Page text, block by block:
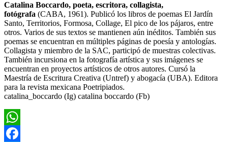
Catalina Boccardo, poeta, escritora, collagista,
fotógrafa (CABA, 1961). Publicó los libros de poemas El Jardín
Santo, Territorios, Formosa, Collage, El pico de los pájaros, entre
otros. Varios de sus textos se mantienen aún inéditos. También sus
poemas se encuentran en múltiples páginas de poesía y antologías.
Collagista y miembro de la SAC, participó de muestras colectivas.
También incursiona en la fotografía artística y sus imágenes se
encuentran en proyectos artísticos de otros autores. Cursó la
Maestría de Escritura Creativa (Untref) y abogacía (UBA). Editora
para la revista mexicana Poetripiados.
catalina_boccardo (Ig) catalina boccardo (Fb)
WhatsApp